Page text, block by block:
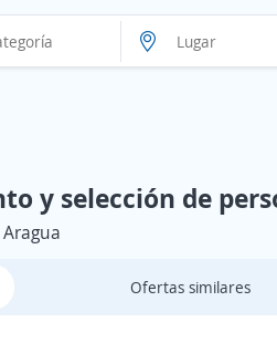
y selección de
Ofertas similares